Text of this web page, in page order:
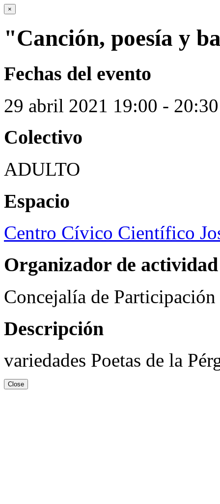
×
"Canción, poesía y
Fechas del evento
29 abril 2021 19:00 - 20:30
Colectivo
ADULTO
Espacio
Centro Cívico Científico
Organizador de actividad
Concejalía de
Descripción
variedades Poetas de la
Close